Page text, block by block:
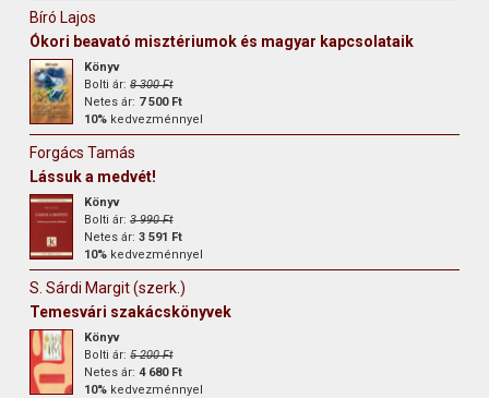
Bíró Lajos
Ókori beavató misztériumok és magyar kapcsolataik
Könyv
Bolti ár:8 300 Ft
Netes ár: 7 500 Ft
10% kedvezménnyel
Forgács Tamás
Lássuk a medvét!
Könyv
Bolti ár:3 990 Ft
Netes ár:3 591 Ft
10% kedvezménnyel
S. Sárdi Margit (szerk.)
Temesvári szakácskönyvek
Könyv
Bolti ár:5 200 Ft
Netes ár:4 680 Ft
10% kedvezménnyel